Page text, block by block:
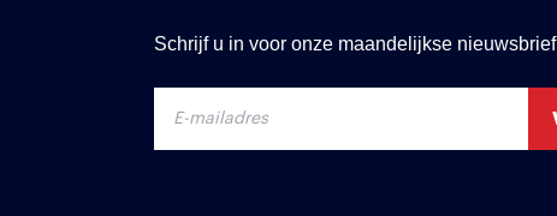
Schrijf u in voor onze maandelijkse nieuwsbrief